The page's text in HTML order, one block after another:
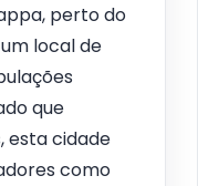
perto do
local de
que
esta cidade
como